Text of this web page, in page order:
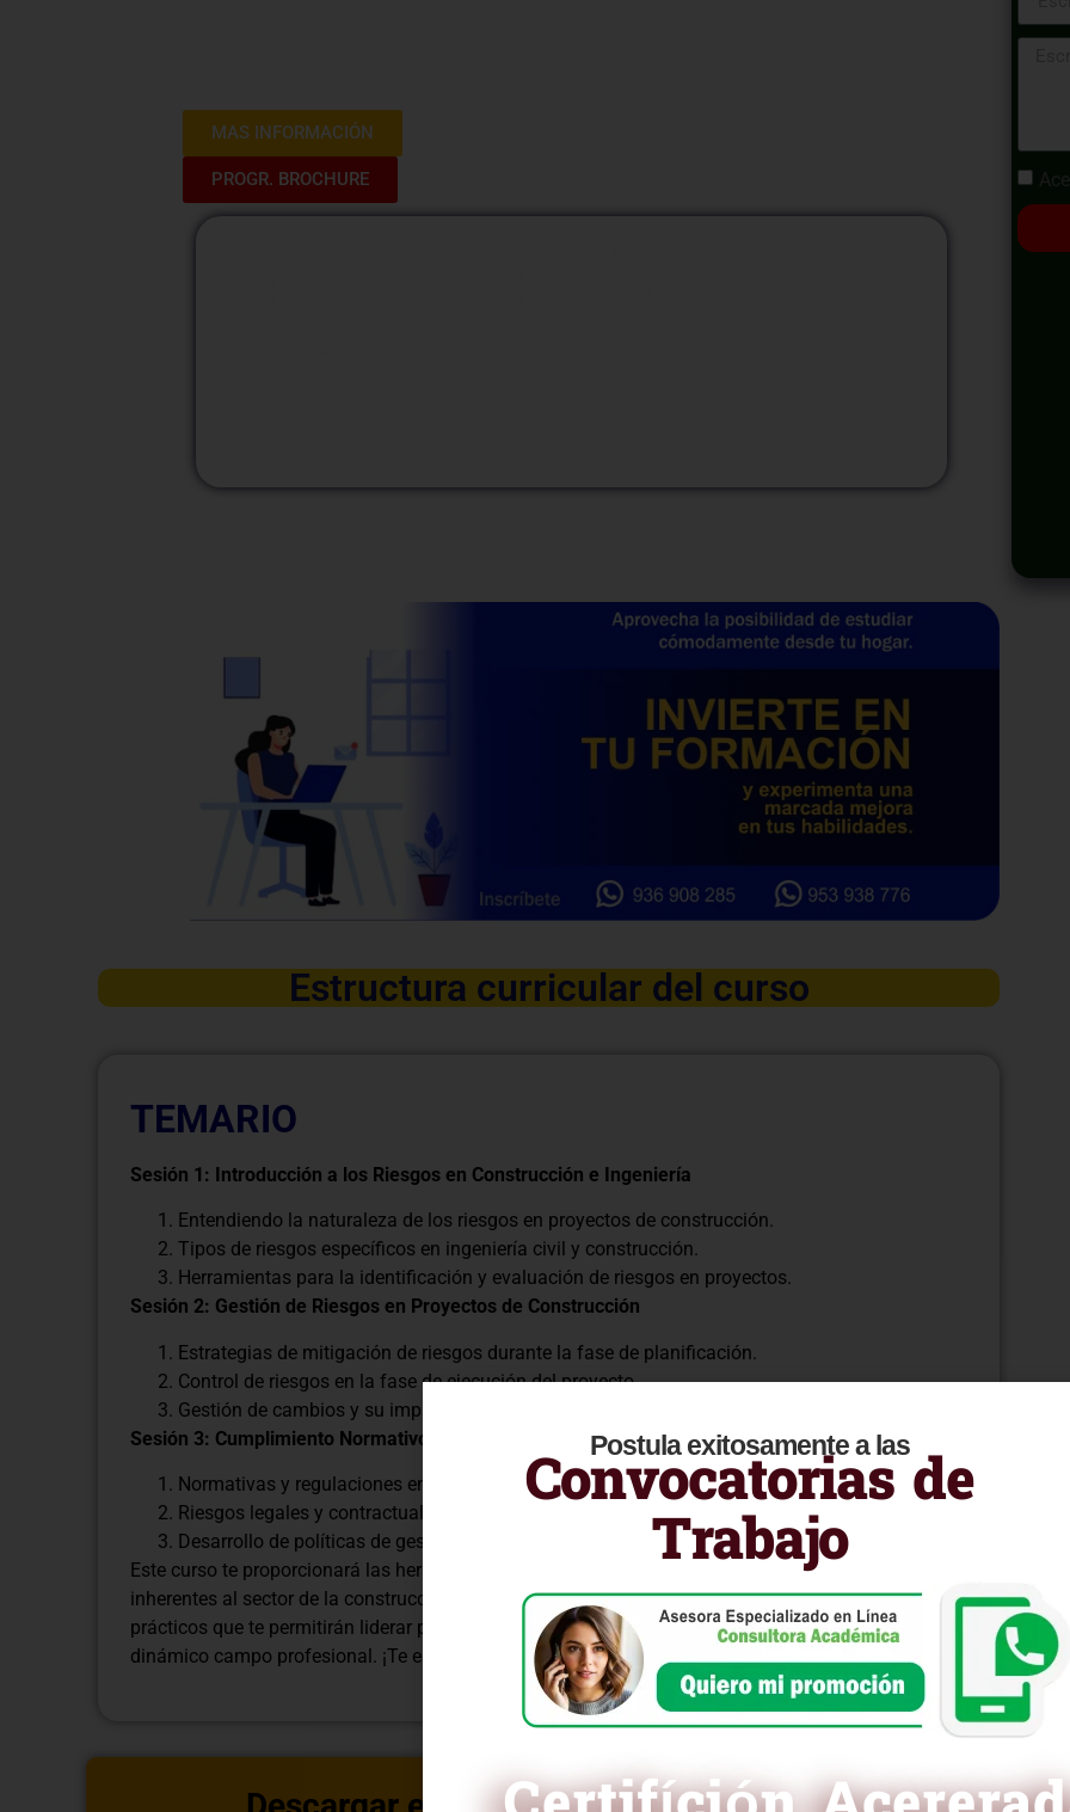
MAS INFORMACIÓN
PROGR. BROCHURE
Estructura curricular del curso
TEMARIO
Sesión 1: Introducción a los Riesgos en Construcción e Ingeniería
Entendiendo la naturaleza de los riesgos en proyectos de construcción.
Tipos de riesgos específicos en ingeniería civil y construcción.
Herramientas para la identificación y evaluación de riesgos en proyectos.
Sesión 2: Gestión de Riesgos en Proyectos de Construcción
Estrategias de mitigación de riesgos durante la fase de planificación.
Control de riesgos en la fase de ejecución del proyecto.
Gestión de cambios y su impacto en la mitigación de riesgos.
Sesión 3: Cumplimiento Normativo y Riesgos Legales en Construcción
Normativas y regulaciones en proyectos de construcción.
Riesgos legales y contractuales en el sector de la construcción.
Desarrollo de políticas de gestión de riesgos para proyectos de ingeniería.
Este curso te proporcionará las herramientas y estrategias esenciales para enfrentar los desafíos
inherentes al sector de la construcción e ingeniería. Únete a nosotros para adquirir conocimientos
prácticos que te permitirán liderar proyectos exitosos, gestionando eficazmente los riesgos en este
dinámico campo profesional. ¡Te esperamos para un aprendizaje enriquecedor!
Postula exitosamente a las
Convocatorias de
Trabajo